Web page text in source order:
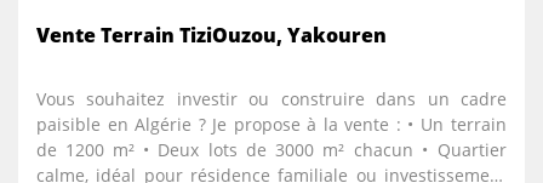
Vente Terrain TiziOuzou, Yakouren
Vous souhaitez investir ou construire dans un cadre
paisible en Algérie ? Je propose à la vente : • Un terrain
de 1200 m² • Deux lots de 3000 m² chacun • Quartier
calme, idéal pour résidence familiale ou investissement